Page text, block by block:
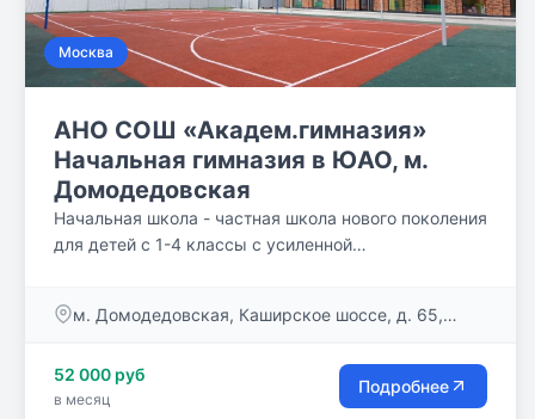
Москва
АНО СОШ «Академ.гимназия»
Начальная гимназия в ЮАО, м.
Домодедовская
Начальная школа - частная школа нового поколения
для детей с 1-4 классы с усиленной
английского языка c 1-го класса. Школа является
образования в АНО СОШ «Академическая
гимназия»: Детский сад — Подготовка к школе —
м. Домодедовская, Каширское шоссе, д. 65,
52 000 руб
в месяц
Подробнее